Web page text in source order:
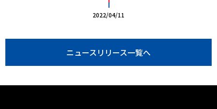
2022/04/11
ニュースリリース一覧へ